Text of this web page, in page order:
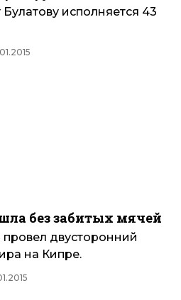
исполняется 43
без забитых мячей
провел двусторонний
на Кипре.